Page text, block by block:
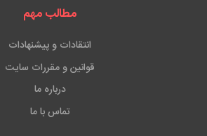
مطالب مهم
انتقادات و پیشنهادات
قوانین و مقررات سایت
درباره ما
تماس با ما